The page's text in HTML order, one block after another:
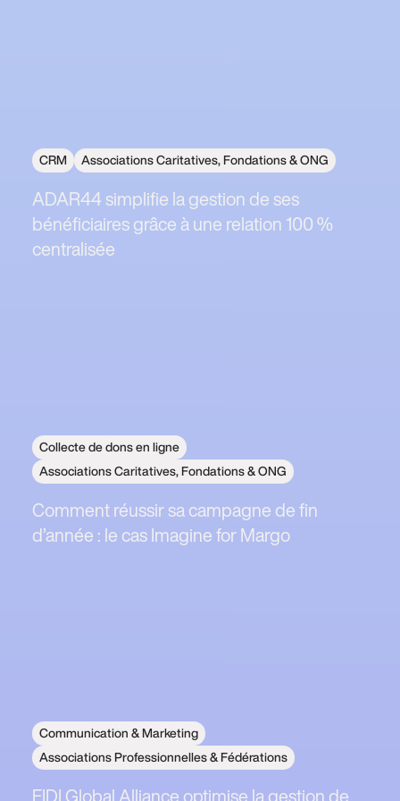
CRM Associations Caritatives, Fondations & ONG
ADAR44 simplifie la gestion de ses
bénéficiaires grâce à une relation 100 %
centralisée
Collecte de dons en ligne
Associations Caritatives, Fondations & ONG
Comment réussir sa campagne de fin
d’année : le cas Imagine for Margo
Communication & Marketing
Associations Professionnelles & Fédérations
FIDI Global Alliance optimise la gestion de